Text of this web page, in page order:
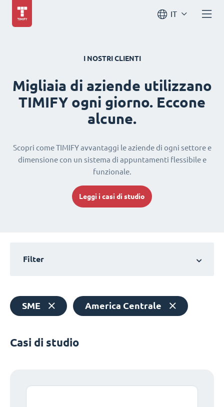
IT
I NOSTRI CLIENTI
Migliaia di aziende utilizzano
TIMIFY ogni giorno. Eccone
alcune.
Scopri come TIMIFY avvantaggi le aziende di ogni settore e
dimensione con un sistema di appuntamenti flessibile e
funzionale.
Leggi i casi di studio
Filter
SME America Centrale
Casi di studio